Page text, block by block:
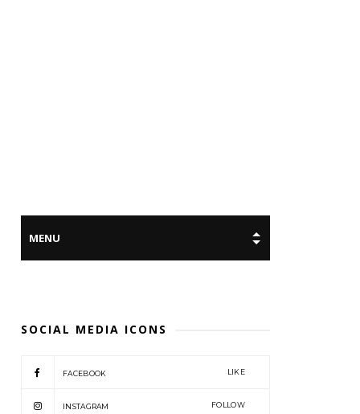
SOCIAL MEDIA ICONS
FACEBOOK LIKE
INSTAGRAM FOLLOW